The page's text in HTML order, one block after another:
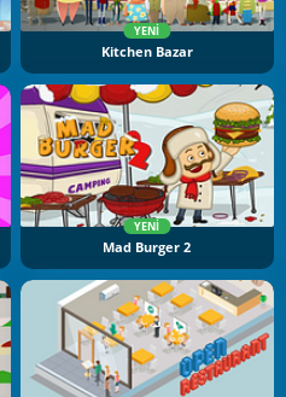
YENI
Kitchen Bazar
YENI
Mad Burger 2